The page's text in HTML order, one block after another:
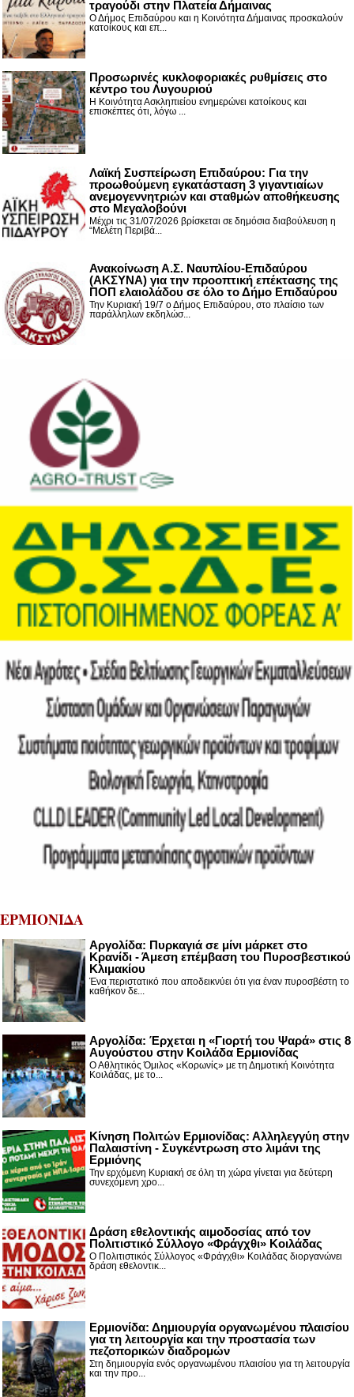
τραγούδι στην Πλατεία Δήμαινας
Ο Δήμος Επιδαύρου και η Κοινότητα Δήμαινας προσκαλούν
κατοίκους και επ...
Προσωρινές κυκλοφοριακές ρυθμίσεις στο
κέντρο του Λυγουριού
Η Κοινότητα Ασκληπιείου ενημερώνει κατοίκους και
επισκέπτες ότι, λόγω ...
Λαϊκή Συσπείρωση Επιδαύρου: Για την
προωθούμενη εγκατάσταση 3 γιγαντιαίων
ανεμογεννητριών και σταθμών αποθήκευσης
στο Μεγαλοβούνι
Μέχρι τις 31/07/2026 βρίσκεται σε δημόσια διαβούλευση η
“Μελέτη Περιβά...
Ανακοίνωση Α.Σ. Ναυπλίου-Επιδαύρου
(ΑΚΣΥΝΑ) για την προοπτική επέκτασης της
ΠΟΠ ελαιολάδου σε όλο το Δήμο Επιδαύρου
Την Κυριακή 19/7 ο Δήμος Επιδαύρου, στο πλαίσιο των
παράλληλων εκδηλώσ...
ΕΡΜΙΟΝΙΔΑ
Αργολίδα: Πυρκαγιά σε μίνι μάρκετ στο
Κρανίδι - Άμεση επέμβαση του Πυροσβεστικού
Κλιμακίου
Ένα περιστατικό που αποδεικνύει ότι για έναν πυροσβέστη το
καθήκον δε...
Αργολίδα: Έρχεται η «Γιορτή του Ψαρά» στις 8
Αυγούστου στην Κοιλάδα Ερμιονίδας
Ο Αθλητικός Όμιλος «Κορωνίς» με τη Δημοτική Κοινότητα
Κοιλάδας, με το...
Κίνηση Πολιτών Ερμιονίδας: Αλληλεγγύη στην
Παλαιστίνη - Συγκέντρωση στο λιμάνι της
Ερμιόνης
Την ερχόμενη Κυριακή σε όλη τη χώρα γίνεται για δεύτερη
συνεχόμενη χρο...
Δράση εθελοντικής αιμοδοσίας από τον
Πολιτιστικό Σύλλογο «Φράγχθι» Κοιλάδας
Ο Πολιτιστικός Σύλλογος «Φράγχθι» Κοιλάδας διοργανώνει
δράση εθελοντικ...
Ερμιονίδα: Δημιουργία οργανωμένου πλαισίου
για τη λειτουργία και την προστασία των
πεζοπορικών διαδρομών
Στη δημιουργία ενός οργανωμένου πλαισίου για τη λειτουργία
και την προ...